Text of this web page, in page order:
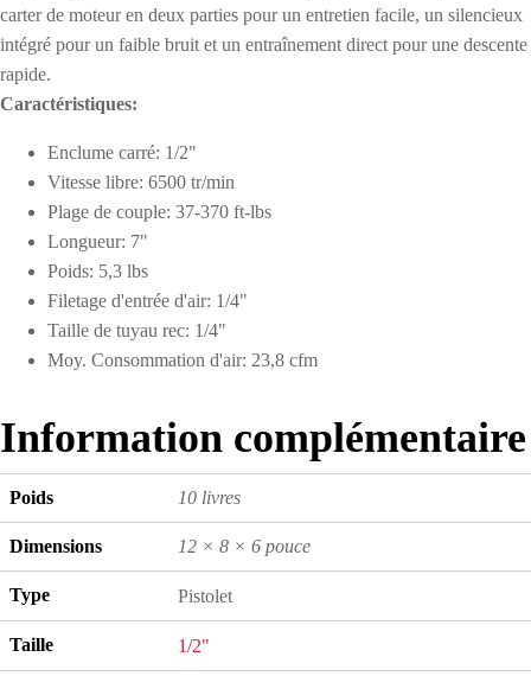
carter de moteur en deux parties pour un entretien facile, un silencieux
intégré pour un faible bruit et un entraînement direct pour une descente
rapide.
Caractéristiques:
Enclume carré: 1/2"
Vitesse libre: 6500 tr/min
Plage de couple: 37-370 ft-lbs
Longueur: 7"
Poids: 5,3 lbs
Filetage d'entrée d'air: 1/4"
Taille de tuyau rec: 1/4"
Moy. Consommation d'air: 23,8 cfm
Information complémentaire
Poids 10 livres
Dimensions 12 × 8 × 6 pouce
Type Pistolet
Taille 1/2"